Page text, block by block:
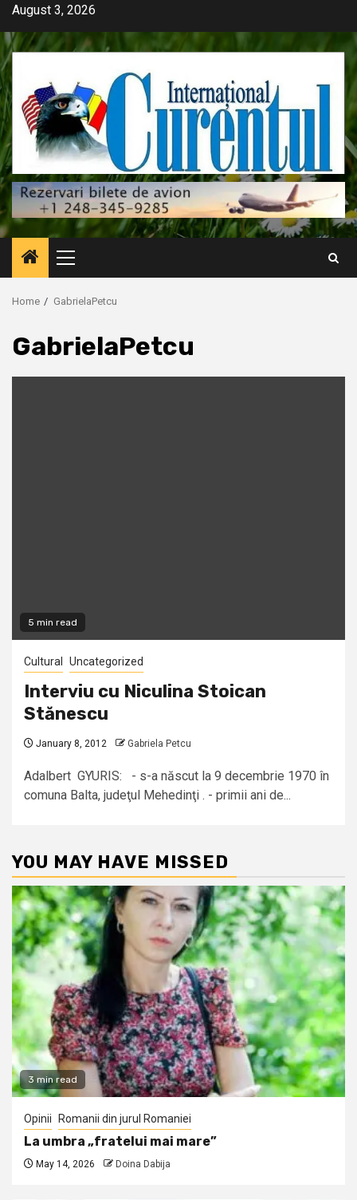
Skip
content
August 3, 2026
Primary
Menu
Home GabrielaPetcu
GabrielaPetcu
5 min read
Cultural Uncategorized
Interviu cu Niculina Stoican
Stănescu
January 8, 2012 Gabriela Petcu
Adalbert GYURIS: - s-a născut la 9 decembrie 1970 în
comuna Balta, judeţul Mehedinţi . - primii ani de...
YOU MAY HAVE MISSED
3 min read
Opinii Romanii din jurul Romaniei
La umbra „fratelui mai mare”
May 14, 2026 Doina Dabija